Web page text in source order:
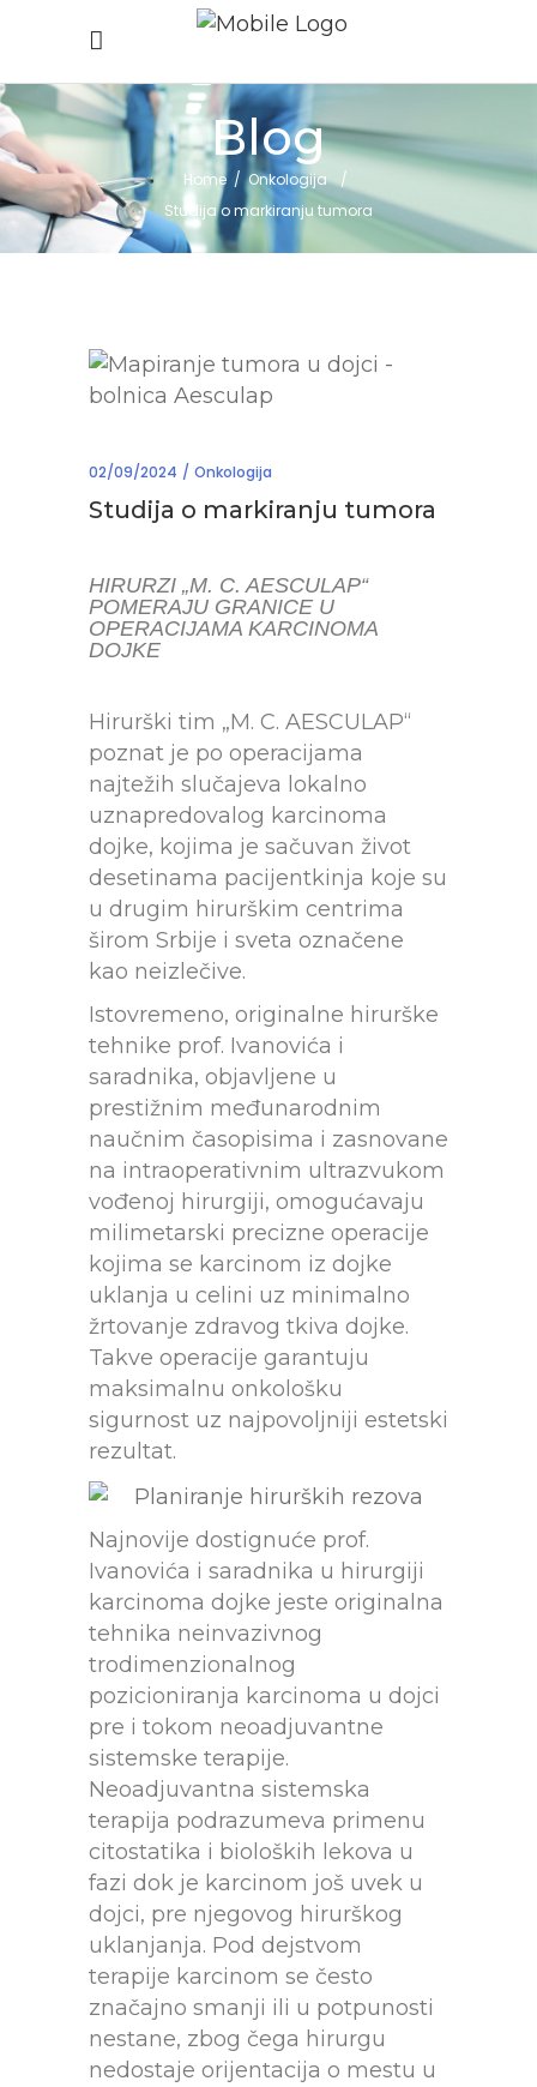
Blog
Home/Onkologija /
Studija o markiranju tumora
02/09/2024 Onkologija
Studija o markiranju tumora
HIRURZI „M. C. AESCULAP“
POMERAJU GRANICE U
OPERACIJAMA KARCINOMA
DOJKE
Hirurški tim „M. C. AESCULAP“
poznat je po operacijama
najtežih slučajeva lokalno
uznapredovalog karcinoma
dojke, kojima je sačuvan život
desetinama pacijentkinja koje su
u drugim hirurškim centrima
širom Srbije i sveta označene
kao neizlečive.
Istovremeno, originalne hirurške
tehnike prof. Ivanovića i
saradnika, objavljene u
prestižnim međunarodnim
naučnim časopisima i zasnovane
na intraoperativnim ultrazvukom
vođenoj hirurgiji, omogućavaju
milimetarski precizne operacije
kojima se karcinom iz dojke
uklanja u celini uz minimalno
žrtovanje zdravog tkiva dojke.
Takve operacije garantuju
maksimalnu onkološku
sigurnost uz najpovoljniji estetski
rezultat.
Najnovije dostignuće prof.
Ivanovića i saradnika u hirurgiji
karcinoma dojke jeste originalna
tehnika neinvazivnog
trodimenzionalnog
pozicioniranja karcinoma u dojci
pre i tokom neoadjuvantne
sistemske terapije.
Neoadjuvantna sistemska
terapija podrazumeva primenu
citostatika i bioloških lekova u
fazi dok je karcinom još uvek u
dojci, pre njegovog hirurškog
uklanjanja. Pod dejstvom
terapije karcinom se često
značajno smanji ili u potpunosti
nestane, zbog čega hirurgu
nedostaje orijentacija o mestu u